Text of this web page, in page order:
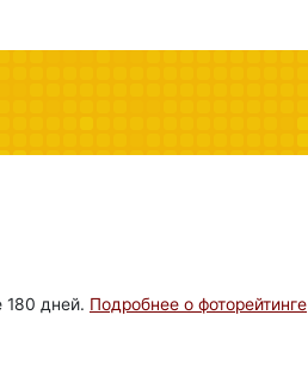
180 дней. Подробнее о фоторейтинге